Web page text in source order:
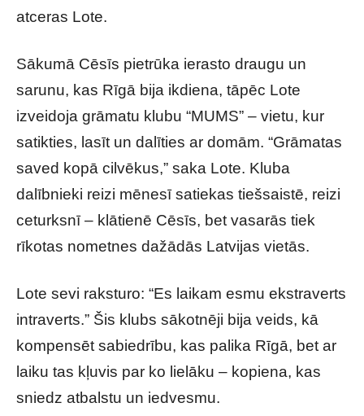
atceras Lote.
Sākumā Cēsīs pietrūka ierasto draugu un
sarunu, kas Rīgā bija ikdiena, tāpēc Lote
izveidoja grāmatu klubu “MUMS” – vietu, kur
satikties, lasīt un dalīties ar domām. “Grāmatas
saved kopā cilvēkus,” saka Lote. Kluba
dalībnieki reizi mēnesī satiekas tiešsaistē, reizi
ceturksnī – klātienē Cēsīs, bet vasarās tiek
rīkotas nometnes dažādās Latvijas vietās.
Lote sevi raksturo: “Es laikam esmu ekstraverts
intraverts.” Šis klubs sākotnēji bija veids, kā
kompensēt sabiedrību, kas palika Rīgā, bet ar
laiku tas kļuvis par ko lielāku – kopiena, kas
sniedz atbalstu un iedvesmu.